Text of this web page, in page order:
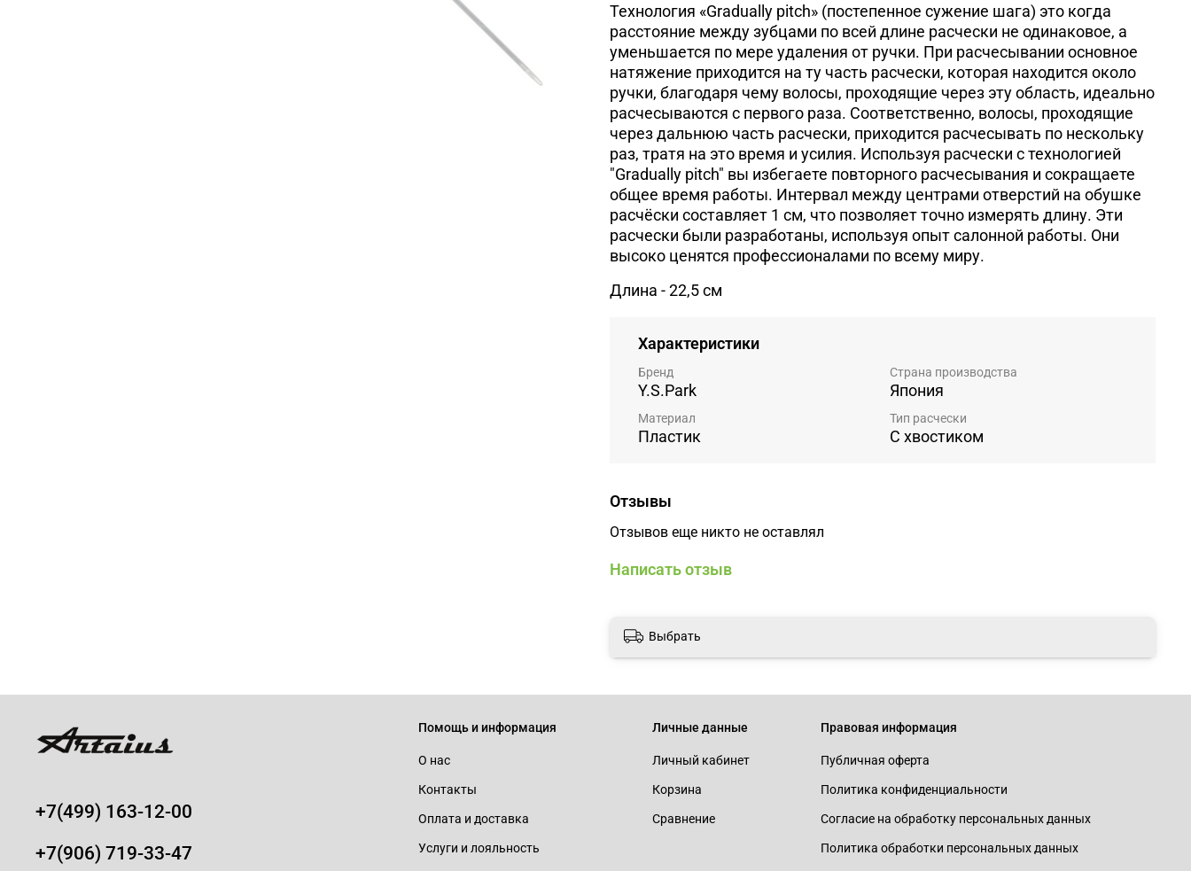
Технология «Gradually pitch» (постепенное сужение шага) это когда
расстояние между зубцами по всей длине расчески не одинаковое, а
уменьшается по мере удаления от ручки. При расчесывании основное
натяжение приходится на ту часть расчески, которая находится около
ручки, благодаря чему волосы, проходящие через эту область, идеально
расчесываются с первого раза. Соответственно, волосы, проходящие
через дальнюю часть расчески, приходится расчесывать по нескольку
раз, тратя на это время и усилия. Используя расчески с технологией
"Gradually pitch" вы избегаете повторного расчесывания и сокращаете
общее время работы. Интервал между центрами отверстий на обушке
расчёски составляет 1 см, что позволяет точно измерять длину. Эти
расчески были разработаны, используя опыт салонной работы. Они
высоко ценятся профессионалами по всему миру.
Длина - 22,5 см
Характеристики
Бренд
Y.S.Park
Страна производства
Япония
Материал
Пластик
Тип расчески
С хвостиком
Отзывы
Отзывов еще никто не оставлял
Написать отзыв
Выбрать
Помощь и информация
О нас
Контакты
Оплата и доставка
Услуги и лояльность
Личные данные
Личный кабинет
Корзина
Сравнение
Правовая информация
Публичная оферта
Политика конфиденциальности
Согласие на обработку персональных данных
Политика обработки персональных данных
+7(499) 163-12-00
+7(906) 719-33-47